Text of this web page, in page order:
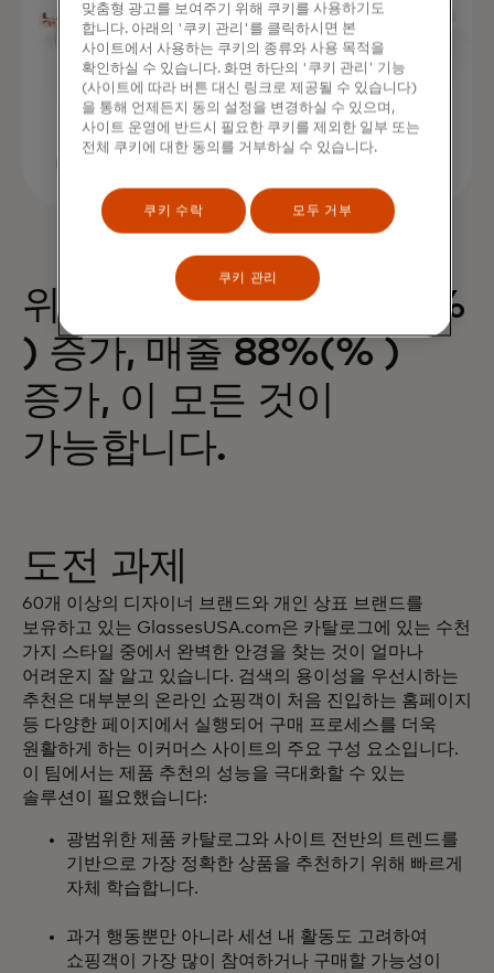
위젯 하나로 구매 68%(%
) 증가, 매출 88%(% )
증가, 이 모든 것이
가능합니다.
도전 과제
60개 이상의 디자이너 브랜드와 개인 상표 브랜드를
보유하고 있는 GlassesUSA.com은 카탈로그에 있는 수천
가지 스타일 중에서 완벽한 안경을 찾는 것이 얼마나
어려운지 잘 알고 있습니다. 검색의 용이성을 우선시하는
추천은 대부분의 온라인 쇼핑객이 처음 진입하는 홈페이지
등 다양한 페이지에서 실행되어 구매 프로세스를 더욱
원활하게 하는 이커머스 사이트의 주요 구성 요소입니다.
이 팀에서는 제품 추천의 성능을 극대화할 수 있는
솔루션이 필요했습니다:
광범위한 제품 카탈로그와 사이트 전반의 트렌드를
기반으로 가장 정확한 상품을 추천하기 위해 빠르게
자체 학습합니다.
과거 행동뿐만 아니라 세션 내 활동도 고려하여
쇼핑객이 가장 많이 참여하거나 구매할 가능성이
맞춤형 광고를 보여주기 위해 쿠키를 사용하기도
합니다. 아래의 '쿠키 관리'를 클릭하시면 본
사이트에서 사용하는 쿠키의 종류와 사용 목적을
확인하실 수 있습니다. 화면 하단의 '쿠키 관리' 기능
(사이트에 따라 버튼 대신 링크로 제공될 수 있습니다)
을 통해 언제든지 동의 설정을 변경하실 수 있으며,
사이트 운영에 반드시 필요한 쿠키를 제외한 일부 또는
전체 쿠키에 대한 동의를 거부하실 수 있습니다.
쿠키 수락 모두 거부
쿠키 관리